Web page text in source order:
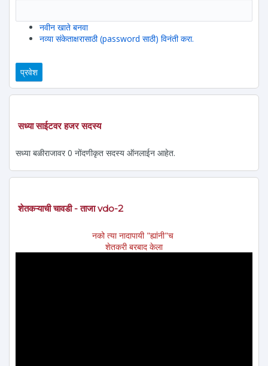
नवीन खाते बनवा
नव्या संकेताक्षरासाठी (password साठी) विनंती करा.
सध्या साईटवर हजर सदस्य
सध्या बळीराजावर 0 नोंदणीकृत सदस्य ऑनलाईन आहेत.
शेतकऱ्याची चावडी - ताजा vdo-2
नको त्या नादापायी "ह्यांनी"च
शेतकरी बरबाद केला